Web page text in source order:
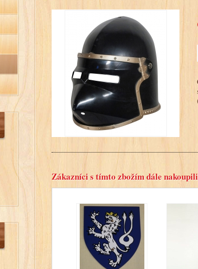
Zákazníci s tímto zbožím dále nakoupili